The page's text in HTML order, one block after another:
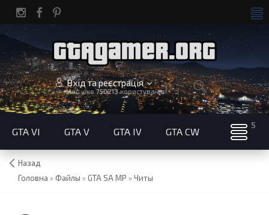
Вхід та реєстрація
Нас уже750213користувачів!
GTA VI GTA V GTA IV GTA CW
Назад
Головна »Файлы » GTA SA MP »Читы